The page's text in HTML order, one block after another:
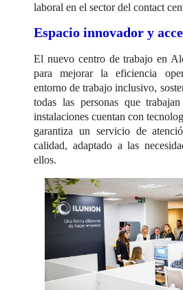
laboral en el sector del contact
Espacio innovador y
El nuevo centro de trabajo en
para mejorar la eficiencia
entorno de trabajo inclusivo,
todas las personas que
instalaciones cuentan con
garantiza un servicio de
calidad, adaptado a las
ellos.